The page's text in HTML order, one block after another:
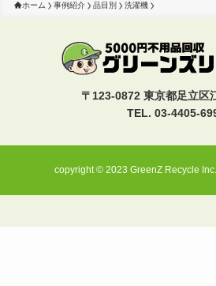
ホーム 事例紹介 品目別 洗濯機
〒123-0872 東京都足立区
TEL. 03-4405-
copyright © 2023 GreenZ Recycle